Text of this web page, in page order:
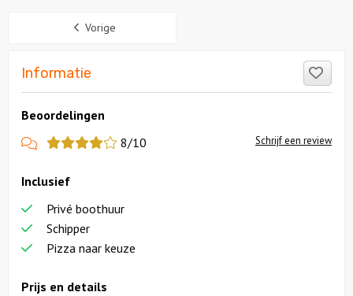
Vorige
Informatie
Beoordelingen
View
reviews
8/10 Schrijf een review
Prijs en details
Inclusief
Privé boothuur
Schipper
Pizza naar keuze